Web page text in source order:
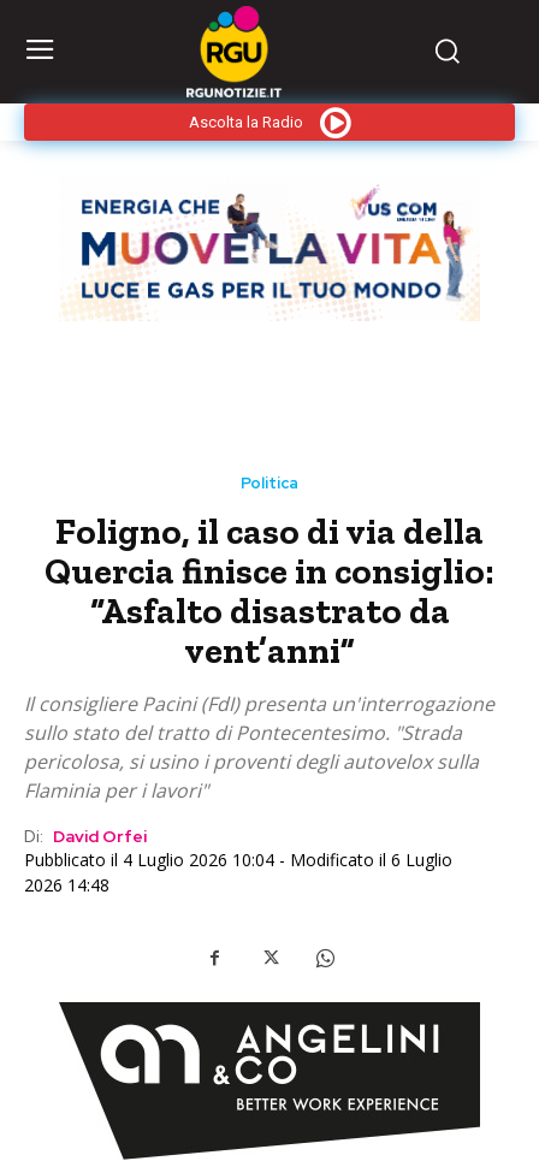
Ascolta la Radio
Politica
Foligno, il caso di via della
Quercia finisce in consiglio:
“Asfalto disastrato da
vent’anni”
Il consigliere Pacini (FdI) presenta un'interrogazione
sullo stato del tratto di Pontecentesimo. "Strada
pericolosa, si usino i proventi degli autovelox sulla
Flaminia per i lavori"
Di: David Orfei
Pubblicato il 4 Luglio 2026 10:04 - Modificato il 6 Luglio
2026 14:48